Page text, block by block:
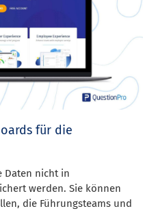
für die
Daten nicht in
werden. Sie können
die Führungsteams und